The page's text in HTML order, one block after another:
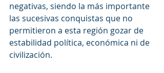
negativas, siendo la más importante
las sucesivas conquistas que no
permitieron a esta región gozar de
estabilidad política, económica ni de
civilización.